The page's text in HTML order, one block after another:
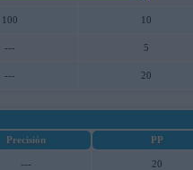
100 10
--- 5
--- 20
Precisión PP
--- 20